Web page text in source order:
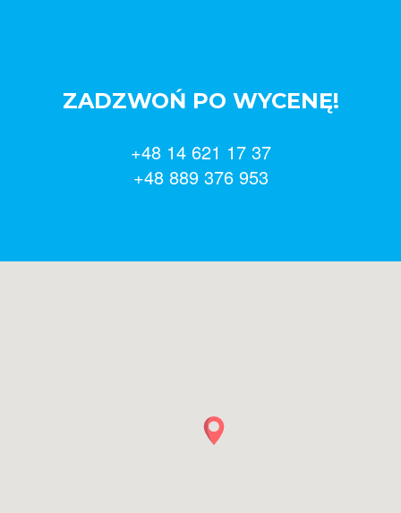
ZADZWOŃ PO WYCENĘ!
+48 14 621 17 37
+48 889 376 953